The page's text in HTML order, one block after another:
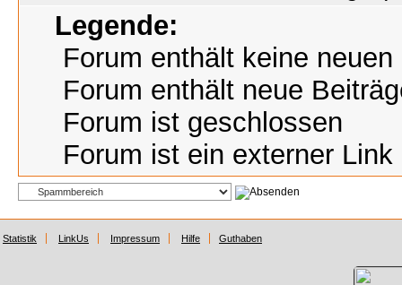
Legende:
Forum enthält keine neuen
Forum enthält neue
Forum ist geschlossen
Forum ist ein externer Link
Statistik LinkUs Impressum Hilfe Guthaben